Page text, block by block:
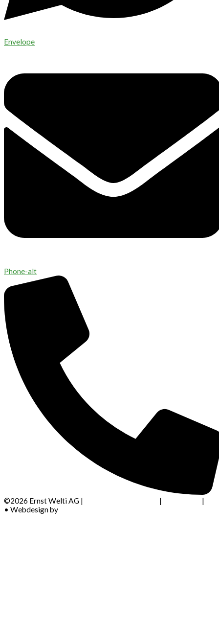
Envelope
Phone-alt
©2026 Ernst Welti AG | | |
• Webdesign by